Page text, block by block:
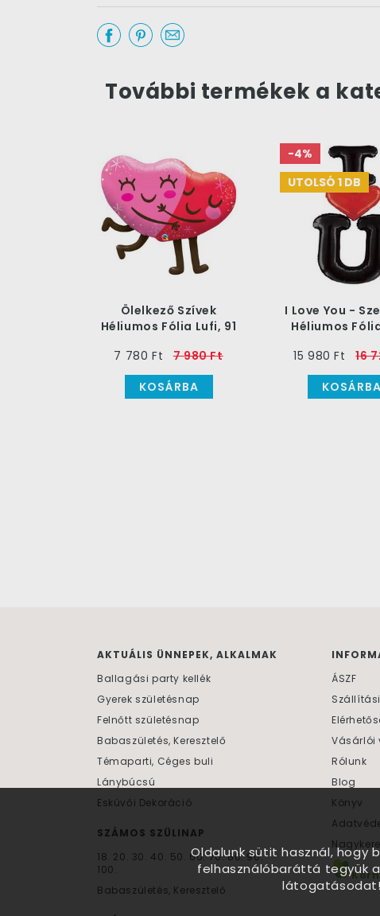
További termékek a
Ölelkező Szívek
Héliumos Fólia Lufi, 91
7 780 Ft
7 980 Ft
KOSÁRBA
-4%
UTOLSÓ 1 DB
I Love You -
Héliumos
15 980 Ft
16
KOSÁRBA
AKTUÁLIS ÜNNEPEK, ALKALMAK
Ballagási party kellék
Gyerek születésnap
Felnőtt születésnap
Babaszületés, Keresztelő
Témaparti, Céges buli
Lánybúcsú
Esküvői Dekoráció
SZÁMOS SZÜLINAP
18. 20. 30. 40. 50. 60.70.80.90.
100.
Babaszületés, Keresztelő
ÁSZF
Vásárlói
Rólunk
Blog
Könyv
Oldalunk sütit használ, hogy
felhasználóbaráttá tegyük